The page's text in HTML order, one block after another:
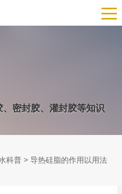
密封胶、灌封胶等知识
科普> 导热硅脂的作用以用法